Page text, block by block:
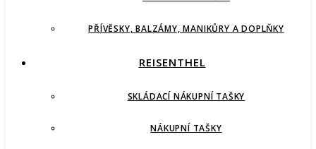
PŘÍVĚSKY, BALZÁMY, MANIKŮRY A DOPLŇKY
REISENTHEL
SKLÁDACÍ NÁKUPNÍ TAŠKY
NÁKUPNÍ TAŠKY